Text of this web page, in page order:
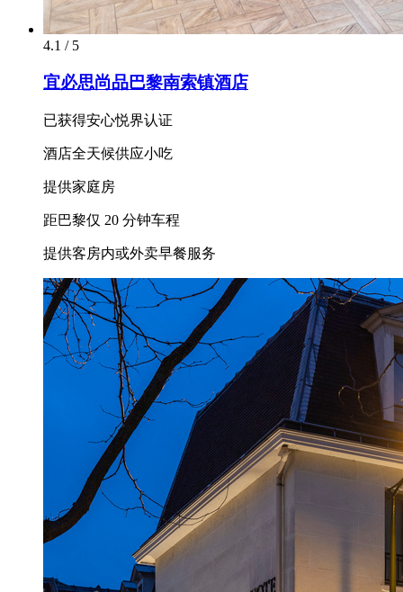
4.1 / 5
宜必思尚品巴黎南索镇酒店
已获得安心悦界认证
酒店全天候供应小吃
提供家庭房
距巴黎仅 20 分钟车程
提供客房内或外卖早餐服务